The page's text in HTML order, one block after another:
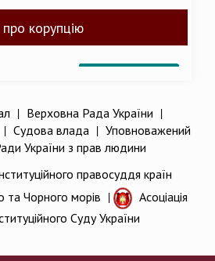
корупцію
| Верховна Рада України |
| Судова влада| Уповноважений
України з прав людини
правосуддя країн
та Чорного морів |
Асоціація
Суду України